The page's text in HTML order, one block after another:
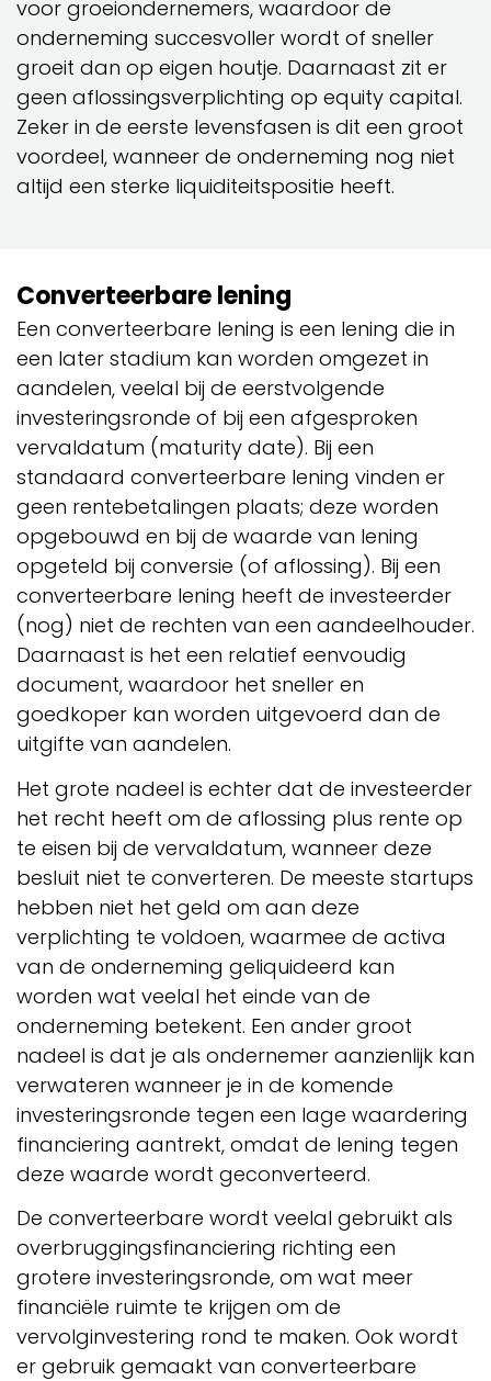
voor groeiondernemers, waardoor de
onderneming succesvoller wordt of sneller
groeit dan op eigen houtje. Daarnaast zit er
geen aflossingsverplichting op equity capital.
Zeker in de eerste levensfasen is dit een groot
voordeel, wanneer de onderneming nog niet
altijd een sterke liquiditeitspositie heeft.
Converteerbare lening
Een converteerbare lening is een lening die in
een later stadium kan worden omgezet in
aandelen, veelal bij de eerstvolgende
investeringsronde of bij een afgesproken
vervaldatum (maturity date). Bij een
standaard converteerbare lening vinden er
geen rentebetalingen plaats; deze worden
opgebouwd en bij de waarde van lening
opgeteld bij conversie (of aflossing). Bij een
converteerbare lening heeft de investeerder
(nog) niet de rechten van een aandeelhouder.
Daarnaast is het een relatief eenvoudig
document, waardoor het sneller en
goedkoper kan worden uitgevoerd dan de
uitgifte van aandelen.
Het grote nadeel is echter dat de investeerder
het recht heeft om de aflossing plus rente op
te eisen bij de vervaldatum, wanneer deze
besluit niet te converteren. De meeste startups
hebben niet het geld om aan deze
verplichting te voldoen, waarmee de activa
van de onderneming geliquideerd kan
worden wat veelal het einde van de
onderneming betekent. Een ander groot
nadeel is dat je als ondernemer aanzienlijk kan
verwateren wanneer je in de komende
investeringsronde tegen een lage waardering
financiering aantrekt, omdat de lening tegen
deze waarde wordt geconverteerd.
De converteerbare wordt veelal gebruikt als
overbruggingsfinanciering richting een
grotere investeringsronde, om wat meer
financiële ruimte te krijgen om de
vervolginvestering rond te maken. Ook wordt
er gebruik gemaakt van converteerbare